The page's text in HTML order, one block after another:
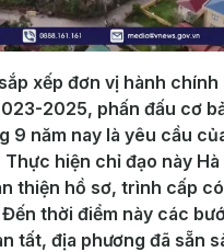
xếp đơn vị hành chính
2025, phấn đấu cơ
9 năm nay là yêu cầu
Thực hiện chỉ đạo này Hà
thiện hồ sơ, trình cấp
thời điểm này các
tất, địa phương đã sẵn